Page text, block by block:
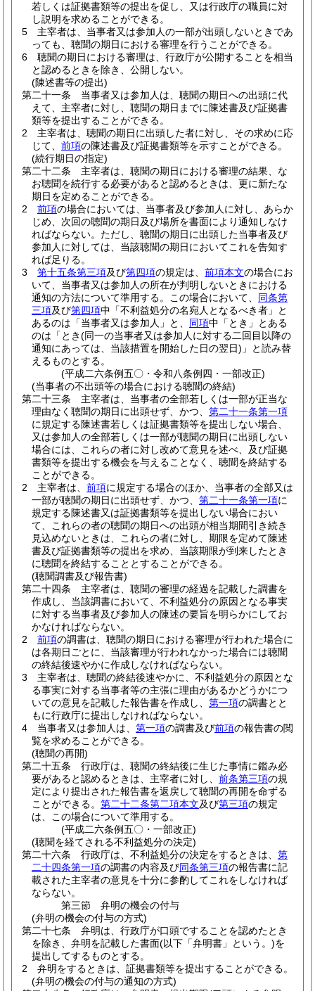
若しくは証拠書類等の提出を促し、又は行政庁の職員に対
し説明を求めることができる。
5
主宰者は、当事者又は参加人の一部が出頭しないときであ
っても、聴聞の期日における審理を行うことができる。
6
聴聞の期日における審理は、行政庁が公開することを相当
と認めるときを除き、公開しない。
(陳述書等の提出)
第二十一条
当事者又は参加人は、聴聞の期日への出頭に代
えて、主宰者に対し、聴聞の期日までに陳述書及び証拠書
類等を提出することができる。
2
主宰者は、聴聞の期日に出頭した者に対し、その求めに応
じて、 前項の陳述書及び証拠書類等を示すことができる。
(続行期日の指定)
第二十二条
主宰者は、聴聞の期日における審理の結果、な
お聴聞を続行する必要があると認めるときは、更に新たな
期日を定めることができる。
2
前項の場合においては、当事者及び参加人に対し、あらか
じめ、次回の聴聞の期日及び場所を書面により通知しなけ
ればならない。 ただし、聴聞の期日に出頭した当事者及び
参加人に対しては、当該聴聞の期日においてこれを告知す
れば足りる。
3
第十五条第三項及び第四項の規定は、 前項本文の場合にお
いて、当事者又は参加人の所在が判明しないときにおける
通知の方法について準用する。
この場合において、 同条第
三項及び第四項中「不利益処分の名宛人となるべき者」と
あるのは「当事者又は参加人」と、 同項中「とき」とある
のは「とき(同一の当事者又は参加人に対する二回目以降の
通知にあっては、当該措置を開始した日の翌日) 」と読み替
えるものとする。
(平成二六条例五〇・令和八条例四・一部改正)
(当事者の不出頭等の場合における聴聞の終結)
第二十三条
主宰者は、当事者の全部若しくは一部が正当な
理由なく聴聞の期日に出頭せず、かつ、 第二十一条第一項
に規定する陳述書若しくは証拠書類等を提出しない場合、
又は参加人の全部若しくは一部が聴聞の期日に出頭しない
場合には、これらの者に対し改めて意見を述べ、及び証拠
書類等を提出する機会を与えることなく、聴聞を終結する
ことができる。
2
主宰者は、 前項に規定する場合のほか、当事者の全部又は
一部が聴聞の期日に出頭せず、かつ、 第二十一条第一項に
規定する陳述書又は証拠書類等を提出しない場合におい
て、これらの者の聴聞の期日への出頭が相当期間引き続き
見込めないときは、これらの者に対し、期限を定めて陳述
書及び証拠書類等の提出を求め、当該期限が到来したとき
に聴聞を終結することとすることができる。
(聴聞調書及び報告書)
第二十四条
主宰者は、聴聞の審理の経過を記載した調書を
作成し、当該調書において、不利益処分の原因となる事実
に対する当事者及び参加人の陳述の要旨を明らかにしてお
かなければならない。
2
前項の調書は、聴聞の期日における審理が行われた場合に
は各期日ごとに、当該審理が行われなかった場合には聴聞
の終結後速やかに作成しなければならない。
3
主宰者は、聴聞の終結後速やかに、不利益処分の原因とな
る事実に対する当事者等の主張に理由があるかどうかにつ
いての意見を記載した報告書を作成し、 第一項の調書とと
もに行政庁に提出しなければならない。
4
当事者又は参加人は、 第一項の調書及び前項の報告書の閲
覧を求めることができる。
(聴聞の再開)
第二十五条
行政庁は、聴聞の終結後に生じた事情に鑑み必
要があると認めるときは、主宰者に対し、 前条第三項の規
定により提出された報告書を返戻して聴聞の再開を命ずる
ことができる。 第二十二条第二項本文及び第三項の規定
は、この場合について準用する。
(平成二六条例五〇・一部改正)
(聴聞を経てされる不利益処分の決定)
第二十六条
行政庁は、不利益処分の決定をするときは、 第
二十四条第一項の調書の内容及び同条第三項の報告書に記
載された主宰者の意見を十分に参酌してこれをしなければ
ならない。
第三節
弁明の機会の付与
(弁明の機会の付与の方式)
第二十七条
弁明は、行政庁が口頭ですることを認めたとき
を除き、弁明を記載した書面(以下「弁明書」という。)を
提出してするものとする。
2
弁明をするときは、証拠書類等を提出することができる。
(弁明の機会の付与の通知の方式)